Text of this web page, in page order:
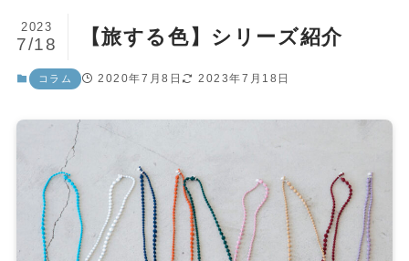
【旅する色】シリーズ紹介
2023
7/18
コラム 2020年7月8日 2023年7月18日